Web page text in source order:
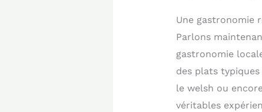
Une gastronomie
Parlons
gastronomie
des plats
le welsh ou
véritables